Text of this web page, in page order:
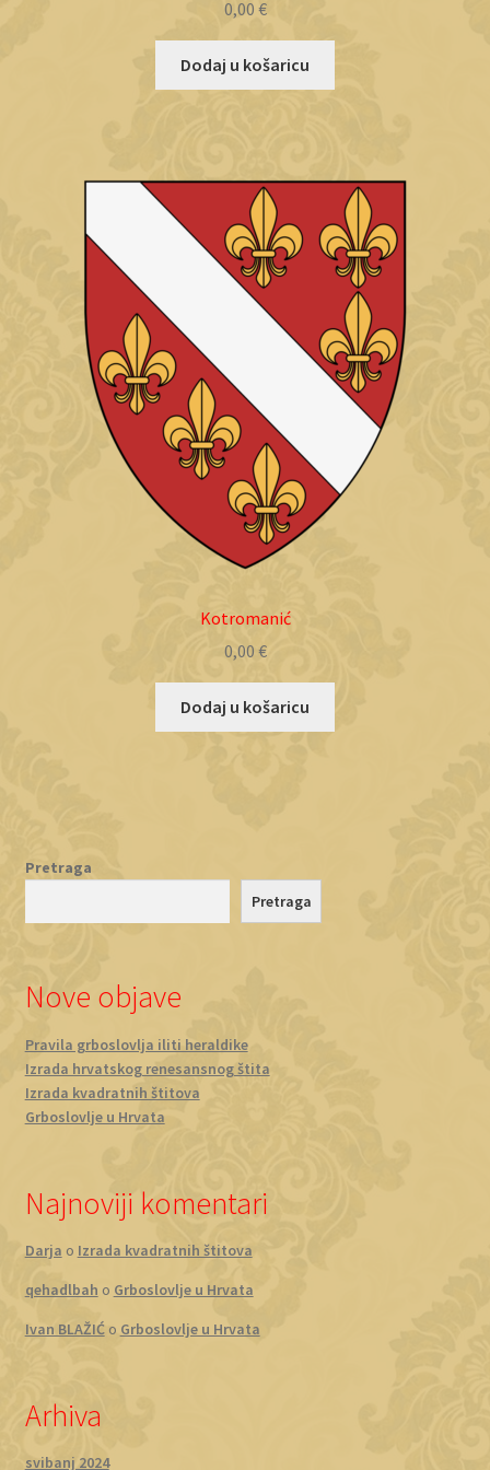
0,00 €
Dodaj u košaricu
Kotromanić
0,00 €
Dodaj u košaricu
Pretraga
Pretraga
Nove objave
Pravila grboslovlja iliti heraldike
Izrada hrvatskog renesansnog štita
Izrada kvadratnih štitova
Grboslovlje u Hrvata
Najnoviji komentari
Darja o Izrada kvadratnih štitova
qehadlbah o Grboslovlje u Hrvata
Ivan BLAŽIĆo Grboslovlje u Hrvata
Arhiva
svibanj 2024